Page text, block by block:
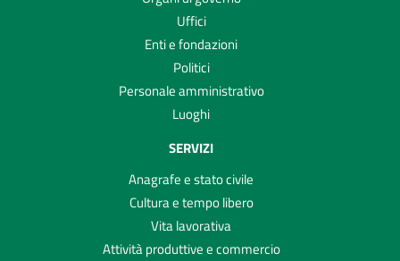
Uffici
Enti e fondazioni
Politici
Personale amministrativo
Luoghi
SERVIZI
Anagrafe e stato civile
Cultura e tempo libero
Vita lavorativa
Attività produttive e commercio